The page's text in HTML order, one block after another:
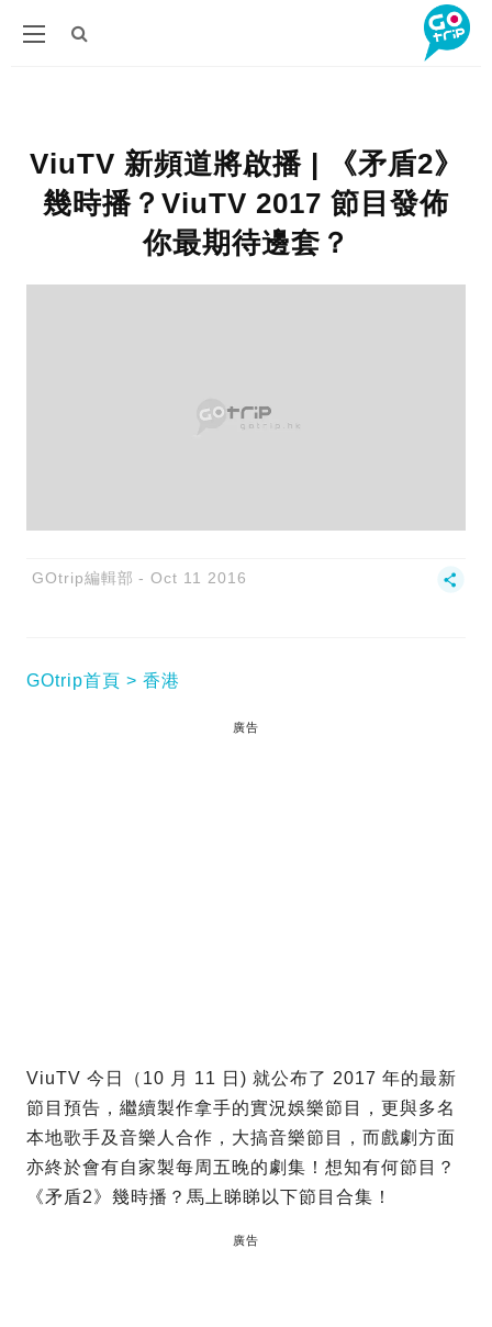
ViuTV 新頻道將啟播 | 《矛盾2》
幾時播？ViuTV 2017 節目發佈
你最期待邊套？
GOtrip編輯部 Oct 11 2016
GOtrip首頁 香港
廣告
ViuTV 今日（10 月 11 日) 就公布了 2017 年的最新
節目預告，繼續製作拿手的實況娛樂節目，更與多名
本地歌手及音樂人合作，大搞音樂節目，而戲劇方面
亦終於會有自家製每周五晚的劇集！想知有何節目？
《矛盾2》幾時播？馬上睇睇以下節目合集！
廣告